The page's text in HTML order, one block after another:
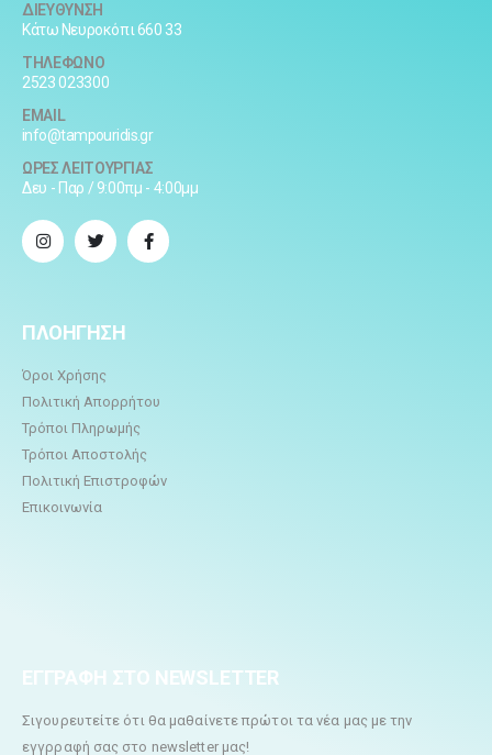
ΔΙΕΥΘΥΝΣΗ
Κάτω Νευροκόπι 660 33
ΤΗΛΕΦΩΝΟ
2523 023300
EMAIL
info@tampouridis.gr
ΩΡΕΣ ΛΕΙΤΟΥΡΓΙΑΣ
Δευ - Παρ / 9:00πμ - 4:00μμ
ΠΛΟΗΓΗΣΗ
Όροι Χρήσης
Πολιτική Απορρήτου
Τρόποι Πληρωμής
Τρόποι Αποστολής
Πολιτική Επιστροφών
Επικοινωνία
ΕΓΓΡΑΦΗ ΣΤΟ NEWSLETTER
Σιγουρευτείτε ότι θα μαθαίνετε πρώτοι τα νέα μας με την
εγγρραφή σας στο newsletter μας!